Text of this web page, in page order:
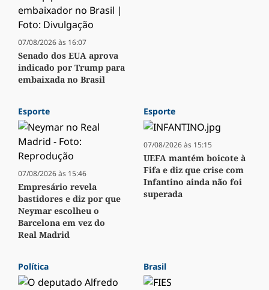
07/08/2026 às 16:07
Senado dos EUA aprova
indicado por Trump para
embaixada no Brasil
Esporte
07/08/2026 às 15:46
Empresário revela
bastidores e diz por que
Neymar escolheu o
Barcelona em vez do
Real Madrid
Esporte
07/08/2026 às 15:15
UEFA mantém boicote à
Fifa e diz que crise com
Infantino ainda não foi
superada
Política Brasil